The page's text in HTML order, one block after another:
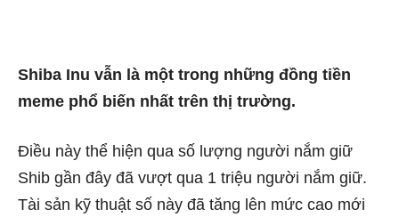
Shiba Inu vẫn là một trong những đồng tiền
meme phổ biến nhất trên thị trường.
Điều này thể hiện qua số lượng người nắm giữ
Shib gần đây đã vượt qua 1 triệu người nắm giữ.
Tài sản kỹ thuật số này đã tăng lên mức cao mới